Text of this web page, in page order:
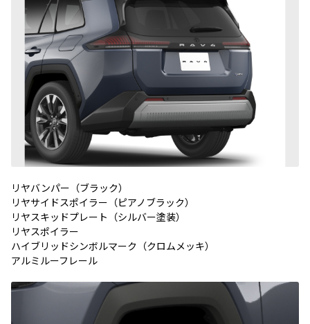
リヤバンパー（ブラック）
リヤサイドスポイラー（ピアノブラック）
リヤスキッドプレート（シルバー塗装）
リヤスポイラー
ハイブリッドシンボルマーク（クロムメッキ）
アルミルーフレール